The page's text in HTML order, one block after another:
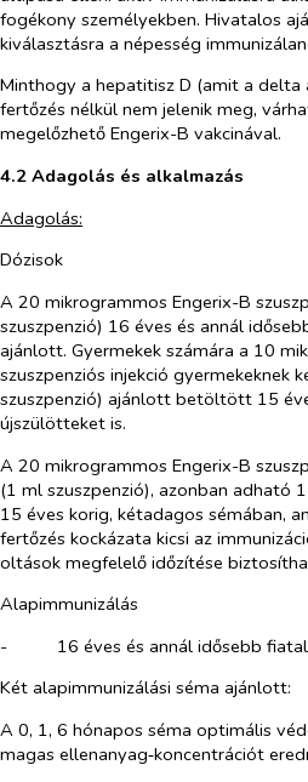
fogékony személyekben. Hivatalos
kiválasztásra a népesség
Minthogy a hepatitisz D (amit a delta
fertőzés nélkül nem jelenik meg,
megelőzhető Engerix-B vakcinával.
4.2 Adagolás és alkalmazás
Adagolás:
Dózisok
A 20 mikrogrammos Engerix-B
szuszpenzió) 16 éves és annál
ajánlott. Gyermekek számára a 10
szuszpenziós injekció gyermekeknek
szuszpenzió) ajánlott betöltött 15
újszülötteket is.
A 20 mikrogrammos Engerix-B
(1 ml szuszpenzió), azonban
15 éves korig, kétadagos sémában,
fertőzés kockázata kicsi az
oltások megfelelő időzítése
Alapimmunizálás
-​
16 éves és annál idősebb
Két alapimmunizálási séma ajánlott:
A 0, 1, 6 hónapos séma optimális
magas ellenanyag‑koncentrációt